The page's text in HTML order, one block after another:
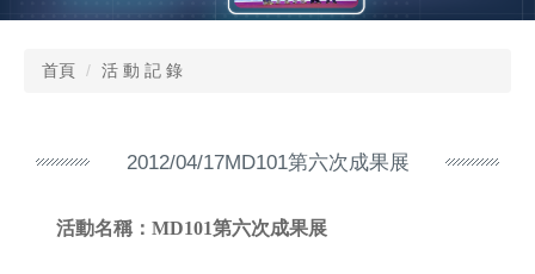
首頁 活 動 記 錄
2012/04/17MD101第六次成果展
活動名稱： MD101第六次成果展